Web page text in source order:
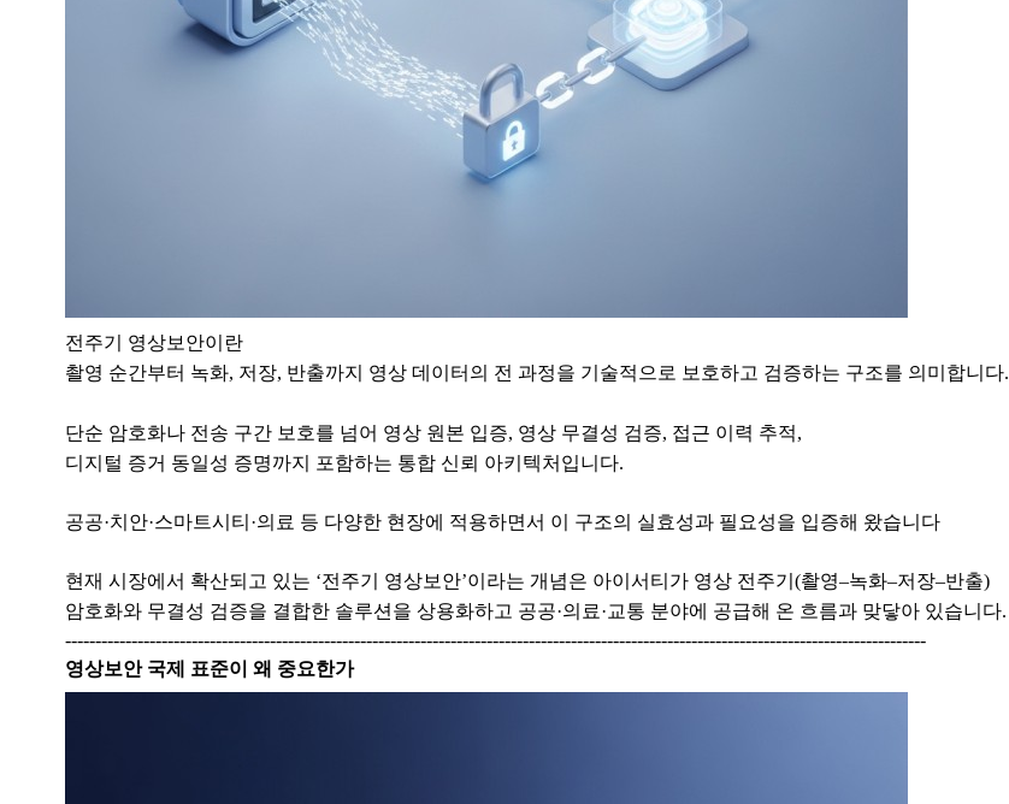
전주기 영상보안이란
촬영 순간부터 녹화, 저장, 반출까지 영상 데이터의 전 과정을 기술적으로 보호하고 검증하는 구조를 의미합니다.
단순 암호화나 전송 구간 보호를 넘어 영상 원본 입증, 영상 무결성 검증, 접근 이력 추적,
디지털 증거 동일성 증명까지 포함하는 통합 신뢰 아키텍처입니다.
공공·치안·스마트시티·의료 등 다양한 현장에 적용하면서 이 구조의 실효성과 필요성을 입증해 왔습니다
현재 시장에서 확산되고 있는 ‘전주기 영상보안’이라는 개념은 아이서티가 영상 전주기(촬영–녹화–저장–반출)
암호화와 무결성 검증을 결합한 솔루션을 상용화하고 공공·의료·교통 분야에 공급해 온 흐름과 맞닿아 있습니다.
-----------------------------------------------------------------------------------------------------------------------------------------------
영상보안 국제 표준이 왜 중요한가